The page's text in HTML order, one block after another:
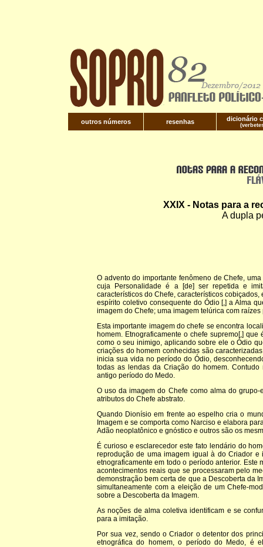
outros números resenhas dicionário
XXIX - Notas para a
A dupla
O advento do importante fenômeno de Chefe,
cuja Personalidade é a [de] ser repetida e
característicos do Chefe, característicos
espírito coletivo consequente do Ódio [,] a Alma
imagem do Chefe; uma imagem telúrica com
Esta importante imagem do chefe se encontra
homem. Etnograficamente o chefe supremo[,]
como o seu inimigo, aplicando sobre ele o Ódio
criações do homem conhecidas são
inicia sua vida no período do Ódio,
todas as lendas da Criação do homem.
antigo período do Medo.
O uso da imagem do Chefe como alma do
atributos do Chefe abstrato.
Quando Dionísio em frente ao espelho cria o
Imagem e se comporta como Narciso e elabora
Adão neoplatônico e gnóstico e outros são os
É curioso e esclarecedor este fato lendário do
reprodução de uma imagem igual à do Criador
etnograficamente em todo o período anterior.
acontecimentos reais que se processaram pelo
demonstração bem certa de que a Descoberta da
simultaneamente com a eleição de um Chefe-
sobre a Descoberta da Imagem.
As noções de alma coletiva identificam e se
para a imitação.
Por sua vez, sendo o Criador o detentor dos
etnográfica do homem, o período do Medo, é